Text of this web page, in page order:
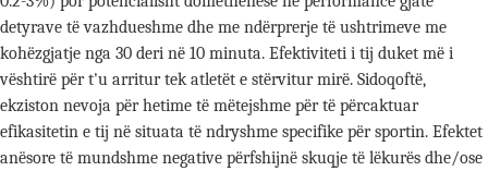
detyrave të vazhdueshme dhe me ndërprerje të ushtrimeve me
kohëzgjatje nga 30 deri në 10 minuta. Efektiviteti i tij duket më i
vështirë për t'u arritur tek atletët e stërvitur mirë. Sidoqoftë,
ekziston nevoja për hetime të mëtejshme për të përcaktuar
efikasitetin e tij në situata të ndryshme specifike për sportin. Efektet
anësore të mundshme negative përfshijnë skuqje të lëkurës dhe/ose